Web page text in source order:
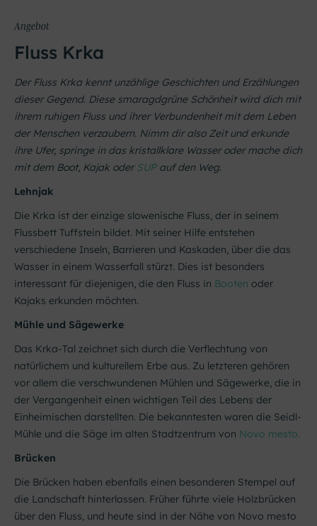
Angebot
Fluss Krka
Der Fluss Krka kennt unzählige Geschichten und Erzählungen
dieser Gegend. Diese smaragdgrüne Schönheit wird dich mit
ihrem ruhigen Fluss und ihrer Verbundenheit mit dem Leben
der Menschen verzaubern. Nimm dir also Zeit und erkunde
ihre Ufer, springe in das kristallklare Wasser oder mache dich
mit dem Boot, Kajak oderSUP auf den Weg.
Lehnjak
Die Krka ist der einzige slowenische Fluss, der in seinem
Flussbett Tuffstein bildet. Mit seiner Hilfe entstehen
verschiedene Inseln, Barrieren und Kaskaden, über die das
Wasser in einem Wasserfall stürzt. Dies ist besonders
interessant für diejenigen, die den Fluss in Booten oder
Kajaks erkunden möchten.
Mühle und Sägewerke
Das Krka-Tal zeichnet sich durch die Verflechtung von
natürlichem und kulturellem Erbe aus. Zu letzteren gehören
vor allem die verschwundenen Mühlen und Sägewerke, die in
der Vergangenheit einen wichtigen Teil des Lebens der
Einheimischen darstellten. Die bekanntesten waren die Seidl-
Mühle und die Säge im alten Stadtzentrum von Novo mesto.
Brücken
Die Brücken haben ebenfalls einen besonderen Stempel auf
die Landschaft hinterlassen. Früher führte viele Holzbrücken
über den Fluss, und heute sind in der Nähe von Novo mesto